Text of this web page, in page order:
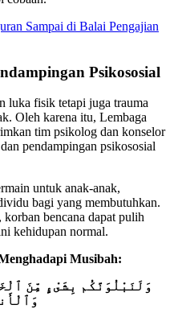
Sampai di Balai Pengajian
Psikososial
luka fisik tetapi juga trauma
Oleh karena itu, Lembaga
tim psikolog dan konselor
pendampingan psikososial
untuk anak-anak,
bagi yang membutuhkan.
bencana dapat pulih
kehidupan normal.
Musibah:
وَلَنَبْلُوَنَّكُم بِشَىْءٍ مِّنَ